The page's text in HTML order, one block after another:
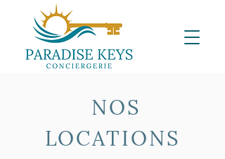
NOS
LOCATIONS